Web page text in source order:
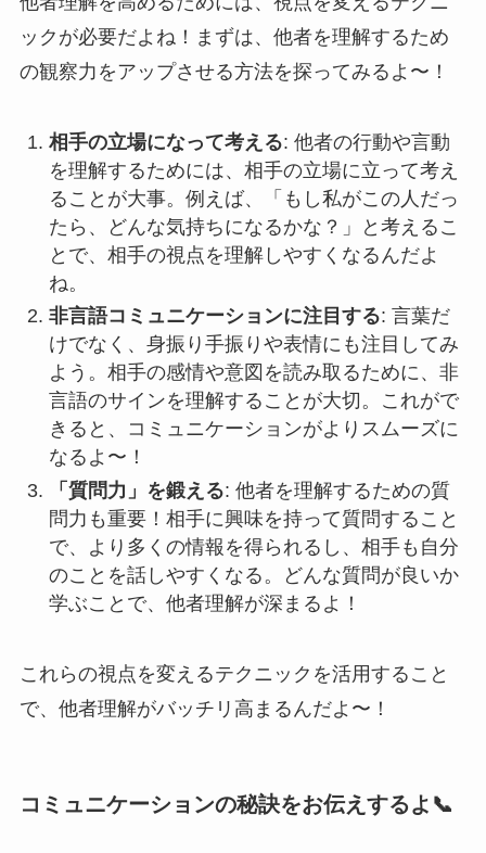
ックが必要だよね！まずは、他者を理解するため
の観察力をアップさせる方法を探ってみるよ〜！
相手の立場になって考える: 他者の行動や言動
を理解するためには、相手の立場に立って考え
ることが大事。例えば、「もし私がこの人だっ
たら、どんな気持ちになるかな？」と考えるこ
とで、相手の視点を理解しやすくなるんだよ
ね。
非言語コミュニケーションに注目する: 言葉だ
けでなく、身振り手振りや表情にも注目してみ
よう。相手の感情や意図を読み取るために、非
言語のサインを理解することが大切。これがで
きると、コミュニケーションがよりスムーズに
なるよ〜！
「質問力」を鍛える: 他者を理解するための質
問力も重要！相手に興味を持って質問すること
で、より多くの情報を得られるし、相手も自分
のことを話しやすくなる。どんな質問が良いか
学ぶことで、他者理解が深まるよ！
これらの視点を変えるテクニックを活用すること
で、他者理解がバッチリ高まるんだよ〜！
コミュニケーションの秘訣をお伝えするよ📞